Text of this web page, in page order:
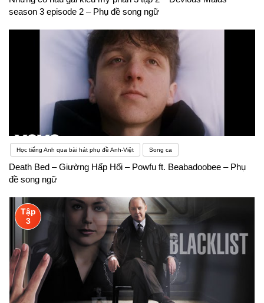
season 3 episode 2 – Phụ đề song ngữ
Học tiếng Anh qua bài hát phụ đề Anh-Việt Song ca
Death Bed – Giường Hấp Hối – Powfu ft. Beabadoobee – Phụ
đề song ngữ
Tập
3